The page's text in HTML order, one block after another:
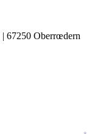
| 67250 Oberrœdern